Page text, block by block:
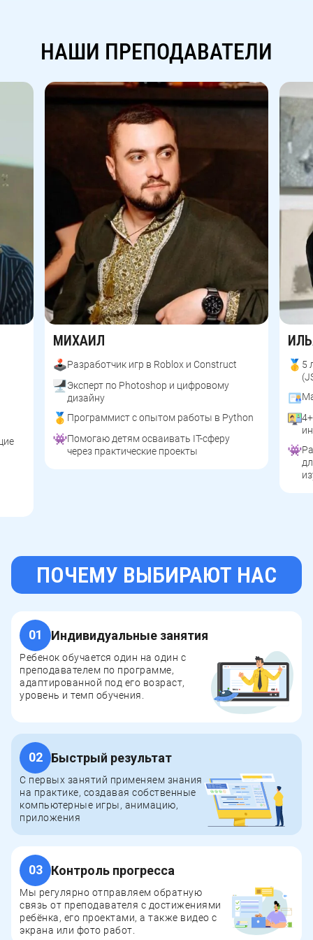
НАШИ ПРЕПОДАВАТЕЛИ
МИХАИЛ
Разработчик игр в Roblox и Construct
Эксперт по Photoshop и цифровому
дизайну
Программист с опытом работы в Python
Помогаю детям осваивать IT-сферу
через практические проекты
5
ПОЧЕМУ
НАС
ПОЧЕМУ ВЫБИРАЮТ НАС
01 Индивидуальные занятия
Ребенок обучается один на один с
преподавателем по программе,
адаптированной под его возраст,
уровень и темп обучения.
02 Быстрый результат
С первых занятий применяем знания
на практике, создавая собственные
компьютерные игры, анимацию,
приложения
03 Контроль прогресса
Мы регулярно отправляем обратную
связь от преподавателя с достижениями
ребёнка, его проектами, а также видео с
экрана или фото работ.